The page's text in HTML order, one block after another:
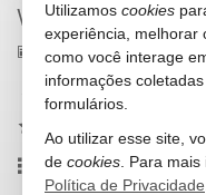
VEJA MAIS
receba nosso
cadastre seu imóvel
mapa de imóveis
Utilizamos cookies
experiência, melhorar
como você interage
informações
formulários.
Ao utilizar esse site,
de cookies . Para
Política de Privacidade